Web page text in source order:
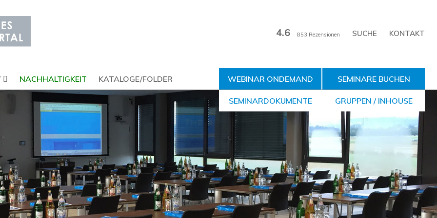
KONTAKT
4.6 853 Rezensionen
NACHHALTIGKEIT KATALOGE/FOLDER WEBINAR ONDEMAND
SEMINARDOKUMENTE
SEMINARE BUCHEN
GRUPPEN / INHOUSE